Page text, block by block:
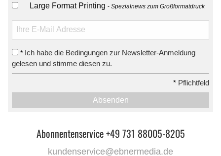
Large Format Printing Spezialnews zum Großformatdruck
* Ich habe die Bedingungen zur Newsletter-Anmeldung
gelesen und stimme diesen zu.
* Pflichtfeld
Absenden
Abonnentenservice +49 731 88005-8205
kundenservice@ebnermedia.de